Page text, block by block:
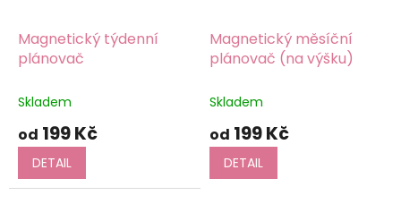
Magnetický týdenní
plánovač
Skladem
od 199 Kč
DETAIL
Magnetický měsíční
plánovač (na výšku)
Skladem
od 199 Kč
DETAIL